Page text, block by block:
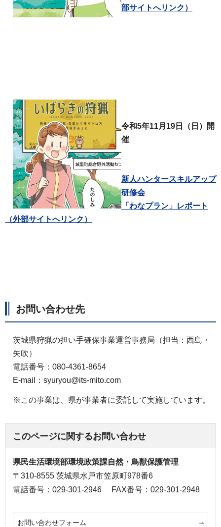
部サイトへリンク）
令和5年11月19日（日）開
催
新人ハンタースキルアップ
研修会
「わなプラン」レポート
（外部サイトへリンク）
お問い合わせ先
茨城県狩猟の担い手確保事業運営事務局（担当：西島・
矢吹）
電話番号：080-4361-8654
E-mail：syuryou@its-mito.com
※この事業は、県が事業者に委託して実施しています。
このページに関するお問い合わせ
県民生活環境部環境政策課自然・鳥獣保護管理
〒310-8555 茨城県水戸市笠原町978番6
電話番号：029-301-2946
FAX番号：029-301-2948
お問い合わせフォーム